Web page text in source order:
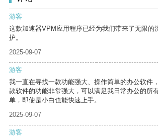
游客
这款加速器VPM应用程序已经为我们带来了无限的
护。
2025-09-07
游客
我一直在寻找一款功能强大、操作简单的办公软件
款软件的功能非常强大，可以满足我日常办公的所
单，即使是小白也能快速上手。
2025-09-07
游客